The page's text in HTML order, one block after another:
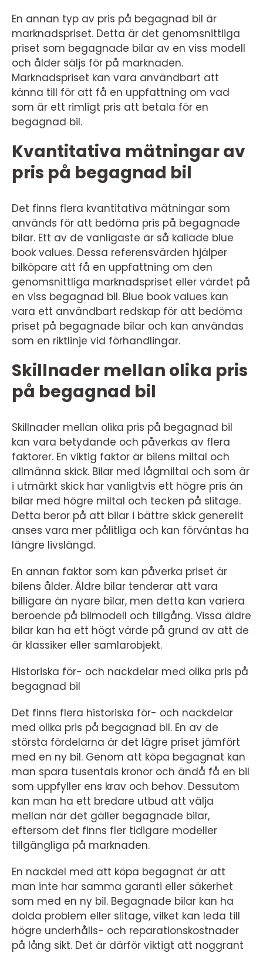
En annan typ av pris på begagnad bil är
marknadspriset. Detta är det genomsnittliga
priset som begagnade bilar av en viss modell
och ålder säljs för på marknaden.
Marknadspriset kan vara användbart att
känna till för att få en uppfattning om vad
som är ett rimligt pris att betala för en
begagnad bil.
Kvantitativa mätningar av
pris på begagnad bil
Det finns flera kvantitativa mätningar som
används för att bedöma pris på begagnade
bilar. Ett av de vanligaste är så kallade blue
book values. Dessa referensvärden hjälper
bilköpare att få en uppfattning om den
genomsnittliga marknadspriset eller värdet på
en viss begagnad bil. Blue book values kan
vara ett användbart redskap för att bedöma
priset på begagnade bilar och kan användas
som en riktlinje vid förhandlingar.
Skillnader mellan olika pris
på begagnad bil
Skillnader mellan olika pris på begagnad bil
kan vara betydande och påverkas av flera
faktorer. En viktig faktor är bilens miltal och
allmänna skick. Bilar med lågmiltal och som är
i utmärkt skick har vanligtvis ett högre pris än
bilar med högre miltal och tecken på slitage.
Detta beror på att bilar i bättre skick generellt
anses vara mer pålitliga och kan förväntas ha
längre livslängd.
En annan faktor som kan påverka priset är
bilens ålder. Äldre bilar tenderar att vara
billigare än nyare bilar, men detta kan variera
beroende på bilmodell och tillgång. Vissa äldre
bilar kan ha ett högt värde på grund av att de
är klassiker eller samlarobjekt.
Historiska för- och nackdelar med olika pris på
begagnad bil
Det finns flera historiska för- och nackdelar
med olika pris på begagnad bil. En av de
största fördelarna är det lägre priset jämfört
med en ny bil. Genom att köpa begagnat kan
man spara tusentals kronor och ändå få en bil
som uppfyller ens krav och behov. Dessutom
kan man ha ett bredare utbud att välja
mellan när det gäller begagnade bilar,
eftersom det finns fler tidigare modeller
tillgängliga på marknaden.
En nackdel med att köpa begagnat är att
man inte har samma garanti eller säkerhet
som med en ny bil. Begagnade bilar kan ha
dolda problem eller slitage, vilket kan leda till
högre underhålls- och reparationskostnader
på lång sikt. Det är därför viktigt att noggrant